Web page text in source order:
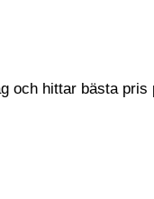
och hittar bästa